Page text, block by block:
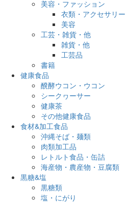
美容・ファッション
衣類・アクセサリー
美容
工芸・雑貨・他
雑貨・他
工芸品
書籍
健康食品
醗酵ウコン・ウコン
シークヮーサー
健康茶
その他健康食品
食材&加工食品
沖縄そば・麺類
肉類加工品
レトルト食品・缶詰
海産物・農産物・豆腐類
黒糖&塩
黒糖類
塩・にがり